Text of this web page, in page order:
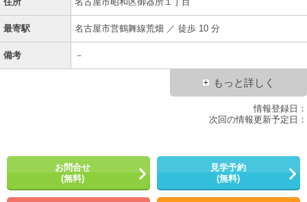
最寄駅 名古屋市営鶴舞線荒畑 ／ 徒歩 10 分
備考 －
もっと詳しく
情報登録日：
次回の情報更新予定日：
お問合せ
(無料)
見学予約
(無料)